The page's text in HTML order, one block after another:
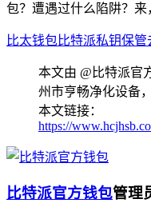
包？遭遇过什么陷阱？来
比太钱包比特派私钥保管
本文由 @比特派官
州市亨畅净化设备
本文链接：
https://
比特派官方钱包管理